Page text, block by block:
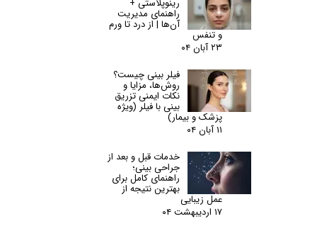
رینوپلاستی +
راهنمای مدیریت
آن‌ها | از درد تا ورم
و تنفس
۲۳ آبان ۰۴
فیلر بینی چیست؟
روش‌ها، مزایا و
نکات ایمنی تزریق
بینی با فیلر (ویژه
پزشک و بیمار)
۱۱ آبان ۰۴
خدمات قبل و بعد از
جراحی بینی؛
راهنمای کامل برای
بهترین نتیجه از
عمل زیبایی
۱۷ اردیبهشت ۰۴